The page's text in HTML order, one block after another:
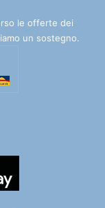
le offerte dei
un sostegno.